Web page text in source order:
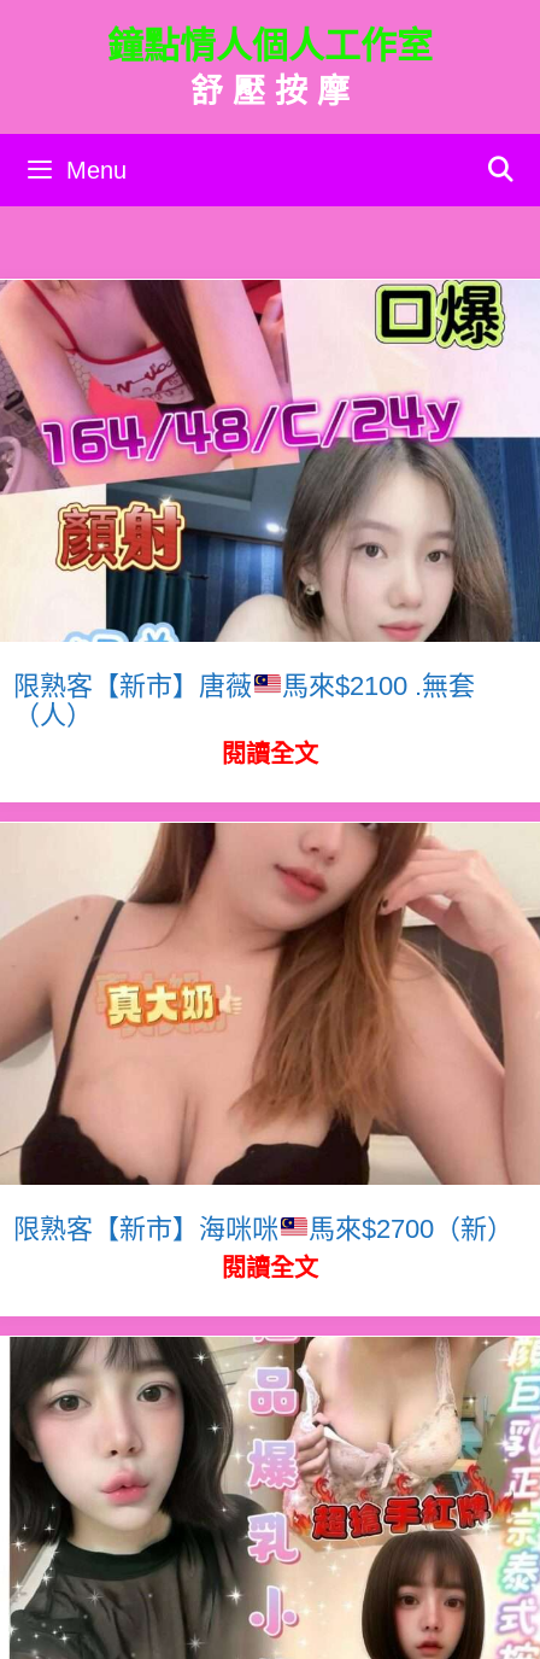
內
鐘點情人個人工作室
舒 壓 按 摩
Menu
限熟客【新市】唐薇
馬來$2100 .無套
（人）
閱讀全文
限熟客【新市】海咪咪 馬來$2700（新）
閱讀全文